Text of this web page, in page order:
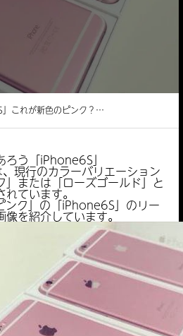
」これが新色のピンク？…
う「iPhone6S」
現行のカラーバリエーション
」または「ローズゴールド」と
ています。
ク」の「iPhone6S」のリー
像を紹介しています。